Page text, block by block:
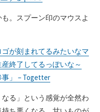
。スプーン印のマウスよ
が刻まれてるみたいなマ
終了してるっぽいな～
事」 – Togetter
なる」という感覚が全然わ